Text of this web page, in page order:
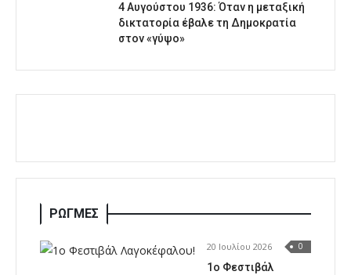
4 Αυγούστου 1936: Όταν η μεταξική
δικτατορία έβαλε τη Δημοκρατία
στον «γύψο»
ΡΩΓΜΕΣ
20 Ιουλίου 2026 0
1o Φεστιβάλ